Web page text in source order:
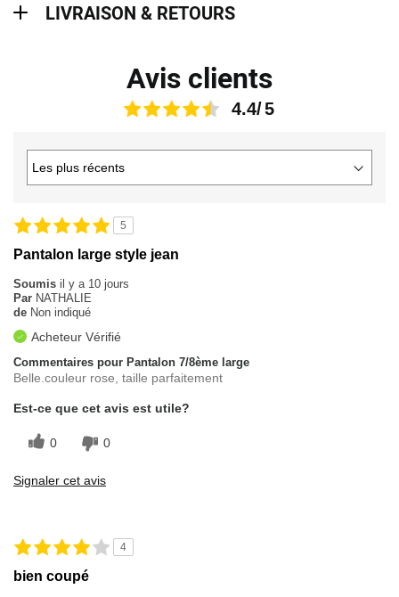
LIVRAISON & RETOURS
Avis clients
4.4
5
Pantalon large style jean
Soumis il y a 10 jours
Par NATHALIE
de Non indiqué
Acheteur Vérifié
Commentaires pour Pantalon 7/8ème large
Belle.couleur rose, taille parfaitement
Est-ce que cet avis est utile?
0 0
Signaler cet avis
4
bien coupé